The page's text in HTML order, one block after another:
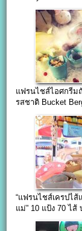
แฟรนไชส์ไอศกรีม
รสชาติ Bucket
“แฟรนไชส์เครปไ
แม่” 10 แป้ง 70 ไส้